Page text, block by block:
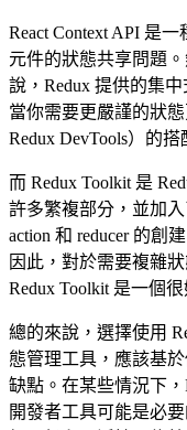
React Context API 是
元件的狀態共享問題
說，Redux 提供的集
當你需要更嚴謹的狀
Redux DevTools）的搭
而 Redux Toolkit 是
許多繁複部分，並加
action 和 reducer 的創
因此，對於需要複雜
Redux Toolkit 是一個
總的來說，選擇使用
態管理工具，應該基
缺點。在某些情況下
開發者工具可能是必